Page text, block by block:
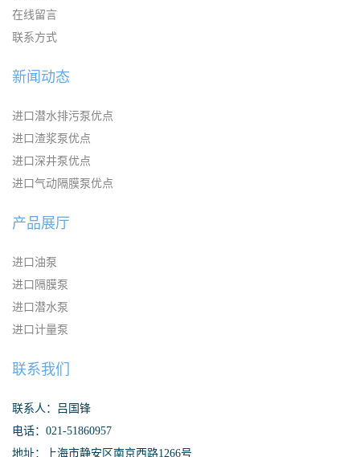
在线留言
联系方式
新闻动态
进口潜水排污泵优点
进口渣浆泵优点
进口深井泵优点
进口气动隔膜泵优点
产品展厅
进口油泵
进口隔膜泵
进口潜水泵
进口计量泵
联系我们
联系人：吕国锋
电话：021-51860957
地址：上海市静安区南京西路1266号